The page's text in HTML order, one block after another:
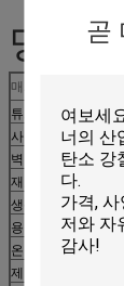
곧
명세서
매개변수
튜브 직경 범위
사각 튜브 제품군
벽 두께
재료 유형
생산 속도
용접방법
온라인 마무리 기능
제어 시스템